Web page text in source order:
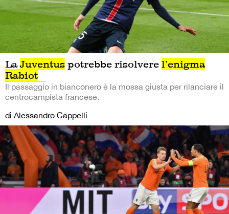
LaJuventus potrebbe risolvere l’enigma
Rabiot
Il passaggio in bianconero è la mossa giusta per rilanciare il
centrocampista francese.
di Alessandro Cappelli